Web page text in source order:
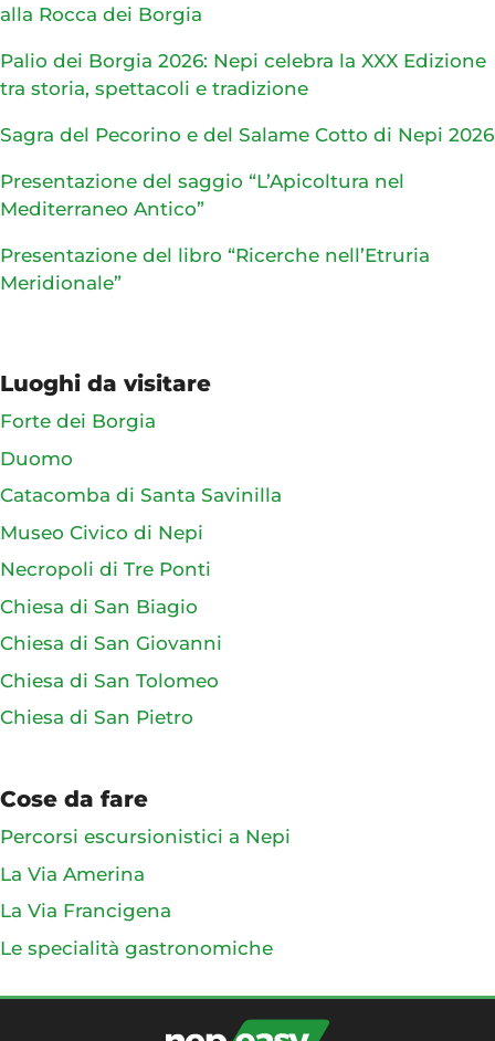
alla Rocca dei Borgia
Palio dei Borgia 2026: Nepi celebra la XXX Edizione
tra storia, spettacoli e tradizione
Sagra del Pecorino e del Salame Cotto di Nepi 2026
Presentazione del saggio “L’Apicoltura nel
Mediterraneo Antico”
Presentazione del libro “Ricerche nell’Etruria
Meridionale”
Luoghi da visitare
Forte dei Borgia
Duomo
Catacomba di Santa Savinilla
Museo Civico di Nepi
Necropoli di Tre Ponti
Chiesa di San Biagio
Chiesa di San Giovanni
Chiesa di San Tolomeo
Chiesa di San Pietro
Cose da fare
Percorsi escursionistici a Nepi
La Via Amerina
La Via Francigena
Le specialità gastronomiche